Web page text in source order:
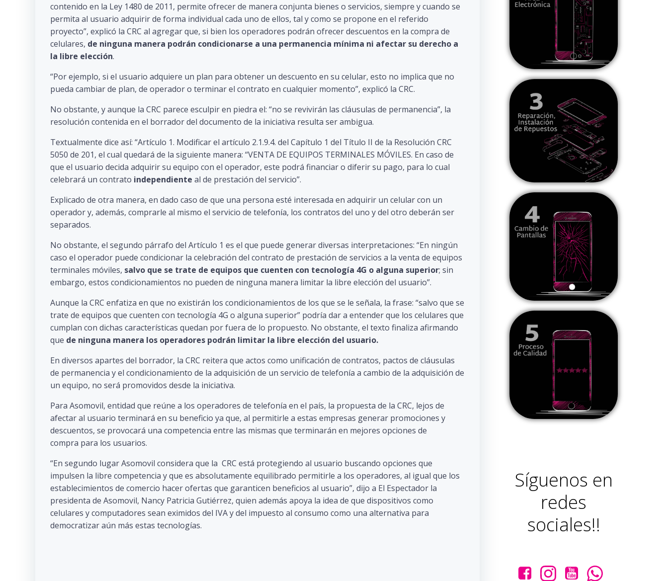
contenido en la Ley 1480 de 2011, permite ofrecer de manera conjunta bienes o servicios, siempre y cuando se
permita al usuario adquirir de forma individual cada uno de ellos, tal y como se propone en el referido
proyecto”, explicó la CRC al agregar que, si bien los operadores podrán ofrecer descuentos en la compra de
celulares, de ninguna manera podrán condicionarse a una permanencia mínima ni afectar su derecho a
la libre elección.
“Por ejemplo, si el usuario adquiere un plan para obtener un descuento en su celular, esto no implica que no
pueda cambiar de plan, de operador o terminar el contrato en cualquier momento”, explicó la CRC.
No obstante, y aunque la CRC parece esculpir en piedra el: “no se revivirán las cláusulas de permanencia”, la
resolución contenida en el borrador del documento de la iniciativa resulta ser ambigua.
Textualmente dice así: “Artículo 1. Modificar el artículo 2.1.9.4. del Capítulo 1 del Título II de la Resolución CRC
5050 de 201, el cual quedará de la siguiente manera: “VENTA DE EQUIPOS TERMINALES MÓVILES. En caso de
que el usuario decida adquirir su equipo con el operador, este podrá financiar o diferir su pago, para lo cual
celebrará un contrato independiente al de prestación del servicio”.
Explicado de otra manera, en dado caso de que una persona esté interesada en adquirir un celular con un
operador y, además, comprarle al mismo el servicio de telefonía, los contratos del uno y del otro deberán ser
separados.
No obstante, el segundo párrafo del Artículo 1 es el que puede generar diversas interpretaciones: “En ningún
caso el operador puede condicionar la celebración del contrato de prestación de servicios a la venta de equipos
terminales móviles, salvo que se trate de equipos que cuenten con tecnología 4G o alguna superior; sin
embargo, estos condicionamientos no pueden de ninguna manera limitar la libre elección del usuario”.
Aunque la CRC enfatiza en que no existirán los condicionamientos de los que se le señala, la frase: “salvo que se
trate de equipos que cuenten con tecnología 4G o alguna superior” podría dar a entender que los celulares que
cumplan con dichas características quedan por fuera de lo propuesto. No obstante, el texto finaliza afirmando
que de ninguna manera los operadores podrán limitar la libre elección del usuario.
En diversos apartes del borrador, la CRC reitera que actos como unificación de contratos, pactos de cláusulas
de permanencia y el condicionamiento de la adquisición de un servicio de telefonía a cambio de la adquisición de
un equipo, no será promovidos desde la iniciativa.
Para Asomovil, entidad que reúne a los operadores de telefonía en el país, la propuesta de la CRC, lejos de
afectar al usuario terminará en su beneficio ya que, al permitirle a estas empresas generar promociones y
descuentos, se provocará una competencia entre las mismas que terminarán en mejores opciones de
compra para los usuarios.
“En segundo lugar Asomovil considera que la CRC está protegiendo al usuario buscando opciones que
impulsen la libre competencia y que es absolutamente equilibrado permitirle a los operadores, al igual que los
establecimientos de comercio hacer ofertas que garanticen beneficios al usuario”, dijo a El Espectador la
presidenta de Asomovil, Nancy Patricia Gutiérrez, quien además apoya la idea de que dispositivos como
celulares y computadores sean eximidos del IVA y del impuesto al consumo como una alternativa para
democratizar aún más estas tecnologías.
Síguenos en
redes
sociales!!